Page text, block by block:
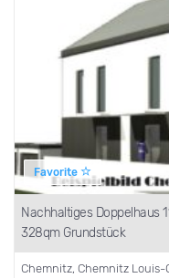
Favorite
Nachhaltiges Doppelhaus
328qm Grundstück
Chemnitz, Chemnitz